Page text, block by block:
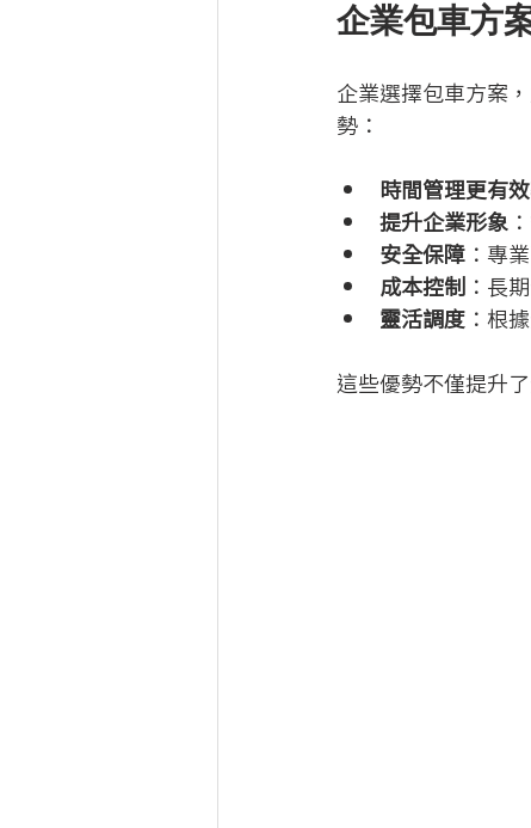
企業包車方
企業選擇包車方案
勢：
時間管理更有
提升企業形象
安全保障 ：專
成本控制 ：長
靈活調度 ：根
這些優勢不僅提升